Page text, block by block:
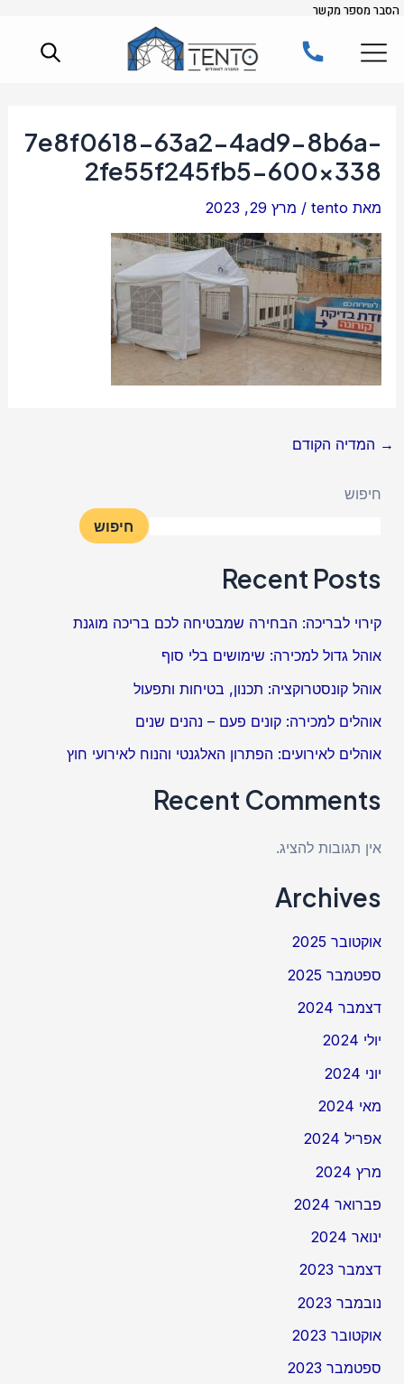
דילוג
לתוכן
הסבר מספר מקשר
7e8f0618-63a2-4ad9-8b6a-
2fe55f245fb5-600×338
מאתtento
/ מרץ 29, 2023
Post
navigation
→ המדיה הקודם
חיפוש
חיפוש
Recent Posts
קירוי לבריכה: הבחירה שמבטיחה לכם בריכה מוגנת
אוהל גדול למכירה: שימושים בלי סוף
אוהל קונסטרוקציה: תכנון, בטיחות ותפעול
אוהלים למכירה: קונים פעם – נהנים שנים
אוהלים לאירועים: הפתרון האלגנטי והנוח לאירועי חוץ
Recent Comments
אין תגובות להציג.
Archives
אוקטובר 2025
ספטמבר 2025
דצמבר 2024
יולי 2024
יוני 2024
מאי 2024
אפריל 2024
מרץ 2024
פברואר 2024
ינואר 2024
דצמבר 2023
נובמבר 2023
אוקטובר 2023
ספטמבר 2023